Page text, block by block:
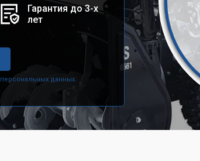
Гарантия до 3-х
лет
персональных данных.